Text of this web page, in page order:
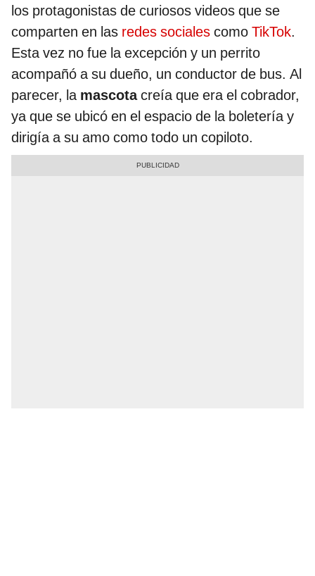
los protagonistas de curiosos videos que se
comparten en las redes sociales como TikTok.
Esta vez no fue la excepción y un perrito
acompañó a su dueño, un conductor de bus. Al
parecer, la mascotacreía que era el cobrador,
ya que se ubicó en el espacio de la boletería y
dirigía a su amo como todo un copiloto.